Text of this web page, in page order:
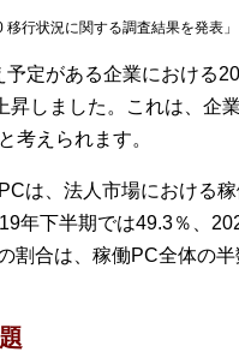
行状況に関する調査結果を発表」
定がある企業における
しました。これは、企
考えられます。
は、法人市場における
年下半期では49.3％、
合は、稼働PC全体の半